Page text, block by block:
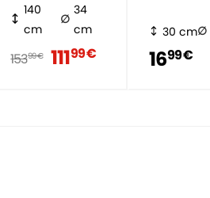
140
cm
34
cm
15399 € 11199 €
30 cm
1699 €